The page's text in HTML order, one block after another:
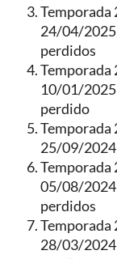
Temporada
24/04/2025
perdidos
Temporada
10/01/
perdido
Temporada
25/09/2024
Temporada
05/08/2024
perdidos
Temporada
28/03/2024